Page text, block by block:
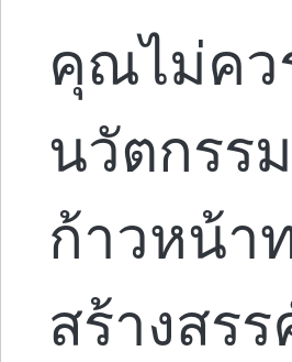
คุณไม่คว
นวัตกรร
ก้าวหน้า
สร้างสร